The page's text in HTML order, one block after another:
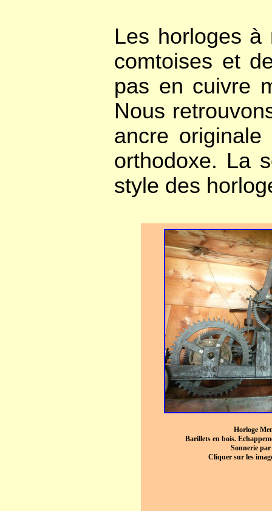
Les horloges à
comtoises et
pas en cuivre
Nous
ancre
orthodoxe. La
style des
Horloge
Barillets en bois.
Sonnerie
Cliquer sur les